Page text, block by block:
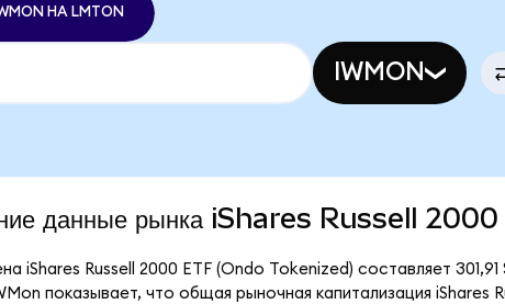
НА LMTON
IWMON
данные рынка iShares Russell
iShares Russell 2000 ETF (Ondo Tokenized) составляет
показывает, что общая рыночная капитализация iShares